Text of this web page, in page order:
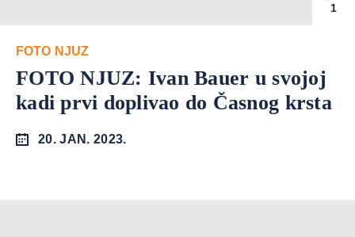
1
FOTO NJUZ
FOTO NJUZ: Ivan Bauer u svojoj
kadi prvi doplivao do Časnog krsta
20. JAN. 2023.